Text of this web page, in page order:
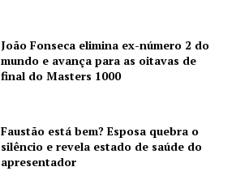
João Fonseca elimina ex-número 2 do
mundo e avança para as oitavas de
final do Masters 1000
Faustão está bem? Esposa quebra o
silêncio e revela estado de saúde do
apresentador